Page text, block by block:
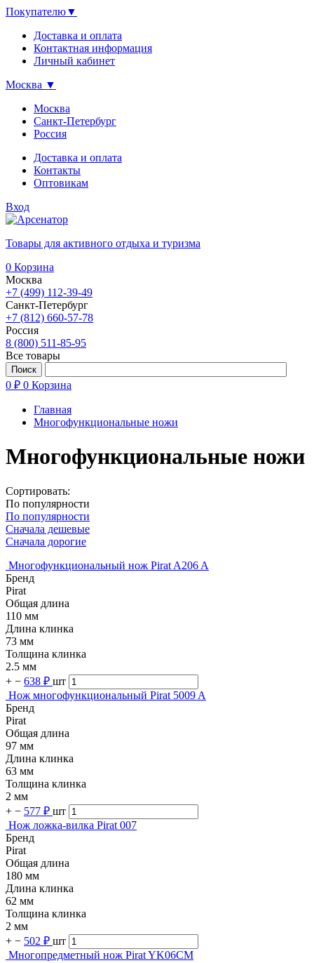
Покупателю▼
Доставка и оплата
Контактная информация
Личный кабинет
Москва ▼
Москва
Санкт-Петербург
Россия
Доставка и оплата
Контакты
Оптовикам
Вход
Товары для активного отдыха и туризма
0 Корзина
Москва
+7 (499) 112-39-49
Санкт-Петербург
+7 (812) 660-57-78
Россия
8 (800) 511-85-95
Все товары
0 ₽ 0 Корзина
Главная
Многофункциональные ножи
Многофункциональные ножи
Сортировать:
По популярности
По популярности
Сначала дешевые
Сначала дорогие
Многофункциональный нож Pirat A206 A
Бренд
Pirat
Общая длина
110 мм
Длина клинка
73 мм
Толщина клинка
2.5 мм
+ − 638 ₽ шт
Нож многофункциональный Pirat 5009 A
Бренд
Pirat
Общая длина
97 мм
Длина клинка
63 мм
Толщина клинка
2 мм
+ − 577 ₽ шт
Нож ложка-вилка Pirat 007
Бренд
Pirat
Общая длина
180 мм
Длина клинка
62 мм
Толщина клинка
2 мм
+ − 502 ₽ шт
Многопредметный нож Pirat YK06CM